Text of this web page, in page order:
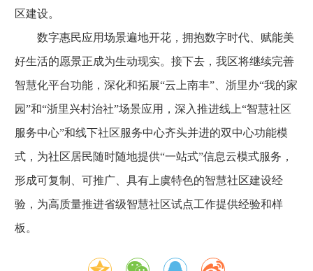
区建设。
数字惠民应用场景遍地开花，拥抱数字时代、赋能美
好生活的愿景正成为生动现实。接下去，我区将继续完善
智慧化平台功能，深化和拓展“云上南丰”、浙里办“我的家
园”和“浙里兴村治社”场景应用，深入推进线上“智慧社区
服务中心”和线下社区服务中心齐头并进的双中心功能模
式，为社区居民随时随地提供“一站式”信息云模式服务，
形成可复制、可推广、具有上虞特色的智慧社区建设经
验，为高质量推进省级智慧社区试点工作提供经验和样
板。